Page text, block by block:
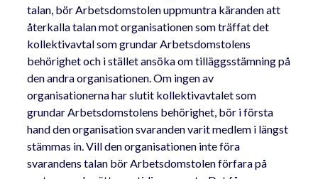
talan, bör Arbetsdomstolen uppmuntra käranden att
återkalla talan mot organisationen som träffat det
kollektivavtal som grundar Arbetsdomstolens
behörighet och i stället ansöka om tilläggsstämning på
den andra organisationen. Om ingen av
organisationerna har slutit kollektivavtalet som
grundar Arbetsdomstolens behörighet, bör i första
hand den organisation svaranden varit medlem i längst
stämmas in. Vill den organisationen inte föra
svarandens talan bör Arbetsdomstolen förfara på